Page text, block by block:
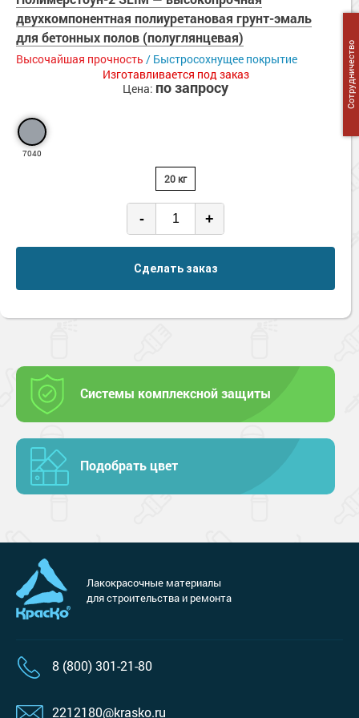
Сопутствующие товары
Морозостойкие краски для металла
Морозостойкие краски для фасада
Сопутствующие товары
двухкомпонентная полиуретановая грунт-эмаль
для бетонных полов (полуглянцевая)
Высочайшая прочность / Быстросохнущее покрытие
Изготавливается под заказ
Цена: по запросу
7040
20 кг
- +
Сделать заказ
Системы комплексной защиты
Подобрать цвет
Лакокрасочные материалы
для строительства и ремонта
8 (800) 301-21-80
2212180@krasko.ru
Сотрудничество